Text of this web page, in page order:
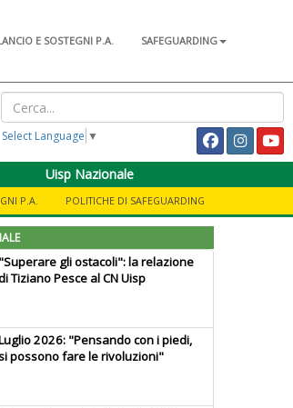
E SOSTEGNI P.A.
SAFEGUARDING
Select Language ▼
Uisp Nazionale
P.A. POLITICHE DI SAFEGUARDING
"Superare gli ostacoli": la relazione
Tiziano Pesce al CN Uisp
2026: "Pensando con i piedi,
possono fare le rivoluzioni"